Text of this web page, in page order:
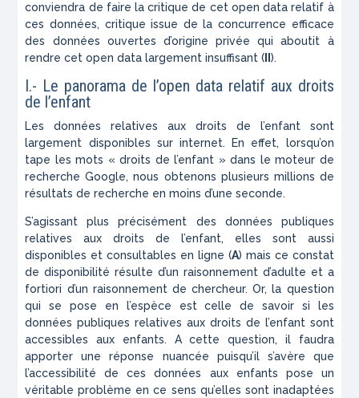
conviendra de faire la critique de cet open data relatif à
ces données, critique issue de la concurrence efficace
des données ouvertes d’origine privée qui aboutit à
rendre cet open data largement insuffisant ( II).
I.- Le panorama de l’open data relatif aux droits
de l’enfant
Les données relatives aux droits de l’enfant sont
largement disponibles sur internet. En effet, lorsqu’on
tape les mots « droits de l’enfant » dans le moteur de
recherche Google, nous obtenons plusieurs millions de
résultats de recherche en moins d’une seconde.
S’agissant plus précisément des données publiques
relatives aux droits de l’enfant, elles sont aussi
disponibles et consultables en ligne (A) mais ce constat
de disponibilité résulte d’un raisonnement d’adulte et a
fortiori d’un raisonnement de chercheur. Or, la question
qui se pose en l’espèce est celle de savoir si les
données publiques relatives aux droits de l’enfant sont
accessibles aux enfants. A cette question, il faudra
apporter une réponse nuancée puisqu’il s’avère que
l’accessibilité de ces données aux enfants pose un
véritable problème en ce sens qu’elles sont inadaptées